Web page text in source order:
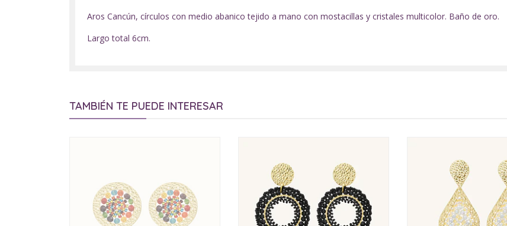
Aros Cancún, círculos con medio abanico tejido a mano con mostacillas y cristales multicolor. Baño de oro.
Largo total 6cm.
TAMBIÉN TE PUEDE INTERESAR